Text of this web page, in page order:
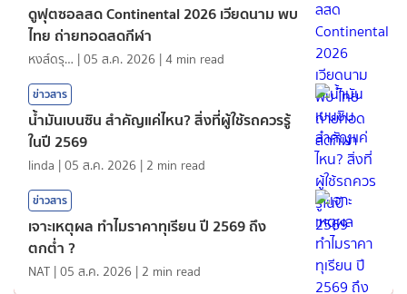
ดูฟุตซอลสด Continental 2026 เวียดนาม พบ
ไทย ถ่ายทอดสดกีฬา
หงส์ดรุณ |05 ส.ค. 2026 |4 min read
ข่าวสาร
น้ำมันเบนซิน สำคัญแค่ไหน? สิ่งที่ผู้ใช้รถควรรู้
ในปี 2569
linda |05 ส.ค. 2026 | 2 min read
ข่าวสาร
เจาะเหตุผล ทำไมราคาทุเรียน ปี 2569 ถึง
ตกต่ำ ?
NAT |05 ส.ค. 2026 | 2 min read